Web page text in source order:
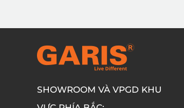
SHOWROOM VÀ VPGD KHU